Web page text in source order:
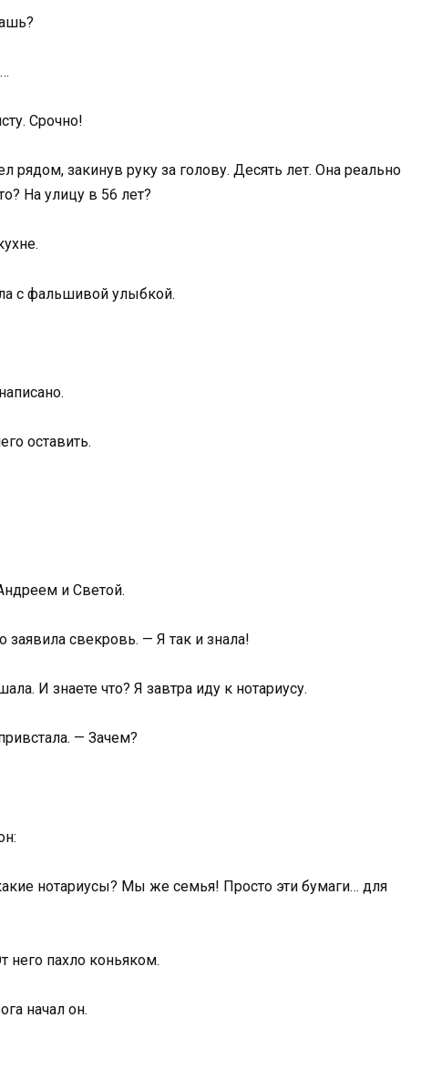
Срочно!
рядом, закинув руку за голову. Десять лет. Она реально
На улицу в 56 лет?
с фальшивой улыбкой.
оставить.
и Светой.
свекровь. — Я так и знала!
И знаете что? Я завтра иду к нотариусу.
— Зачем?
нотариусы? Мы же семья! Просто эти бумаги… для
него пахло коньяком.
начал он.